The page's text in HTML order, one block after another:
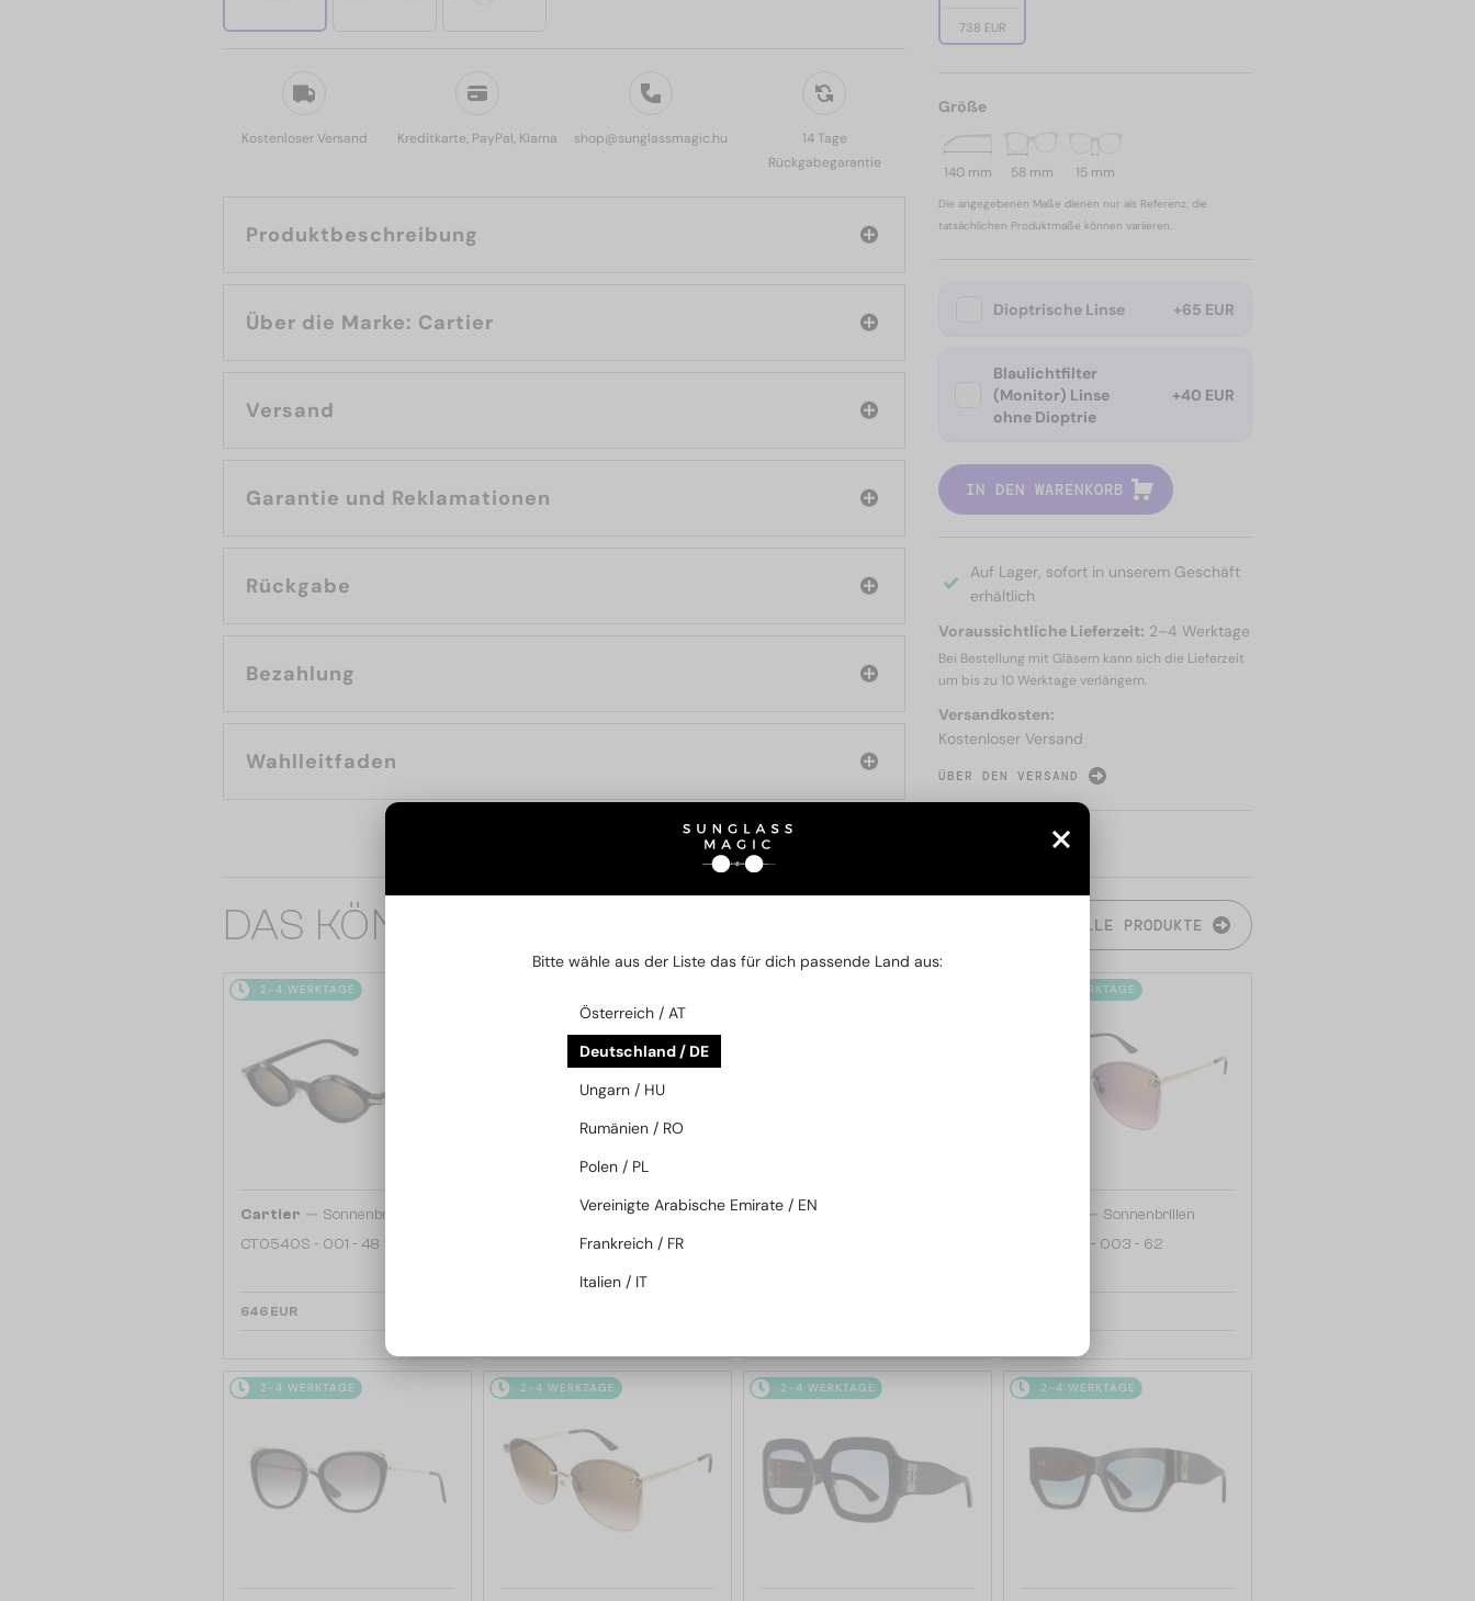
Kostenloser Versand Kreditkarte, PayPal, Klarna shop@sunglassmagic.hu
14 Tage
Rückgabegarantie
Produktbeschreibung
Über die Marke: Cartier
Versand
Garantie und Reklamationen
Rückgabe
Bezahlung
Wahlleitfaden
738 EUR
Größe
140 mm 58 mm 15 mm
Die angegebenen Maße dienen nur als Referenz; die
tatsächlichen Produktmaße können variieren.
Dioptrische Linse +65 EUR
Blaulichtfilter
(Monitor) Linse
ohne Dioptrie
+40 EUR
IN DEN WARENKORB
Auf Lager, sofort in unserem Geschäft
erhältlich
Voraussichtliche Lieferzeit: 2–4 Werktage
Bei Bestellung mit Gläsern kann sich die Lieferzeit
um bis zu 10 Werktage verlängern.
Versandkosten:
Kostenloser Versand
ÜBER DEN VERSAND
DAS KÖNNTE SIE AUCH INTERESSIEREN ALLE PRODUKTE
2-4 WERKTAGE
Cartier — Sonnenbrillen
CT0540S - 001 - 48
646 EUR
—Sonnenbrillen
CT0545S Clash de Cartier -
Cartier
2-4 WERKTAGE
— Sonnenbrillen
CT0398S - 003 - 62
2-4 WERKTAGE 2-4 WERKTAGE 2-4 WERKTAGE 2-4 WERKTAGE
Bitte wähle aus der Liste das für dich passende Land aus:
Österreich / AT
Deutschland / DE
Ungarn / HU
Rumänien / RO
Polen / PL
Vereinigte Arabische Emirate / EN
Frankreich / FR
Italien / IT